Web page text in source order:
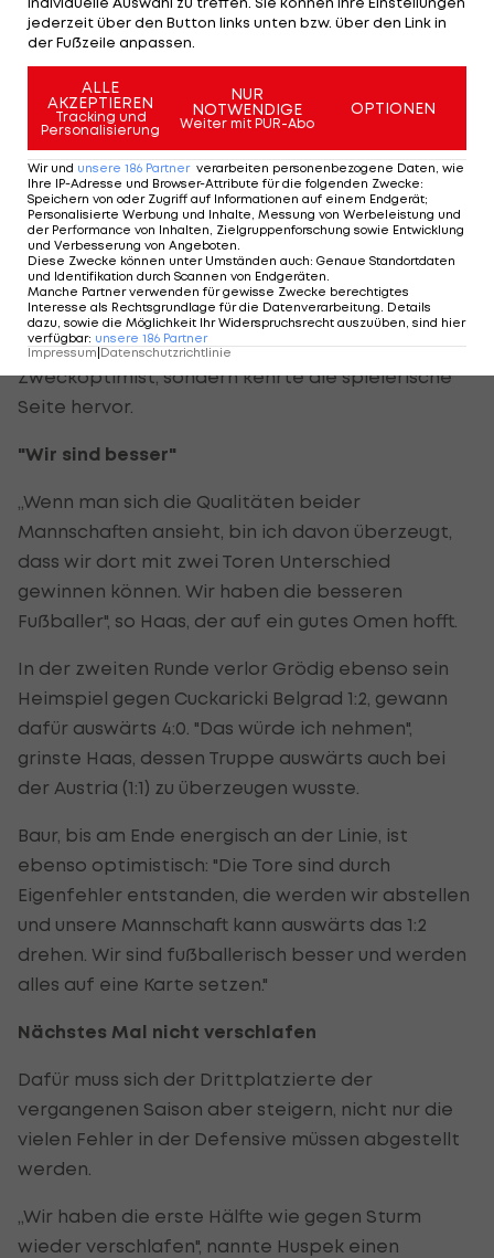
Gastgeber profitierten, nach wie vor alle
überzeugt.
"Es war bitter, aber das Tor von Tomi war ganz
wichtig und wenn man die 90 Minuten gesehen
hat, dann war Chisinau nicht besser als wir und wir
fahren dorthin, dass wir das noch einmal drehen.
Davon bin ich überzeugt und das habe ich der
Mannschaft auch kurz danach gesagt", erklärte
Christian Haas.
Der Macher, der unüblicherweise nach Spielende
in die Kabine ging, machte in diesem Fall nicht auf
Zweckoptimist, sondern kehrte die spielerische
Seite hervor.
"Wir sind besser"
„Wenn man sich die Qualitäten beider
Mannschaften ansieht, bin ich davon überzeugt,
dass wir dort mit zwei Toren Unterschied
gewinnen können. Wir haben die besseren
Fußballer", so Haas, der auf ein gutes Omen hofft.
In der zweiten Runde verlor Grödig ebenso sein
Heimspiel gegen Cuckaricki Belgrad 1:2, gewann
dafür auswärts 4:0. "Das würde ich nehmen",
grinste Haas, dessen Truppe auswärts auch bei
der Austria (1:1) zu überzeugen wusste.
Baur, bis am Ende energisch an der Linie, ist
ebenso optimistisch: "Die Tore sind durch
Eigenfehler entstanden, die werden wir abstellen
und unsere Mannschaft kann auswärts das 1:2
drehen. Wir sind fußballerisch besser und werden
alles auf eine Karte setzen."
Nächstes Mal nicht verschlafen
Dafür muss sich der Drittplatzierte der
vergangenen Saison aber steigern, nicht nur die
vielen Fehler in der Defensive müssen abgestellt
werden.
„Wir haben die erste Hälfte wie gegen Sturm
wieder verschlafen", nannte Huspek einen
jederzeit über den Button links unten bzw. über den Link in
der Fußzeile anpassen.
ALLE
AKZEPTIEREN
Tracking und
Personalisierung
NUR
NOTWENDIGE
Weiter mit PUR-Abo
OPTIONEN
Wir und unsere 186 Partner verarbeiten personenbezogene Daten, wie
Ihre IP-Adresse und Browser-Attribute für die folgenden Zwecke:
Speichern von oder Zugriff auf Informationen auf einem Endgerät;
Personalisierte Werbung und Inhalte, Messung von Werbeleistung und
der Performance von Inhalten, Zielgruppenforschung sowie Entwicklung
und Verbesserung von Angeboten.
Diese Zwecke können unter Umständen auch: Genaue Standortdaten
und Identifikation durch Scannen von Endgeräten.
Manche Partner verwenden für gewisse Zwecke berechtigtes
Interesse als Rechtsgrundlage für die Datenverarbeitung. Details
dazu, sowie die Möglichkeit Ihr Widerspruchsrecht auszuüben, sind hier
verfügbar: unsere 186 Partner
Impressum Datenschutzrichtlinie